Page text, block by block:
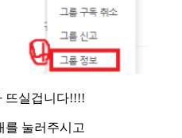
뜨실겁니다!!!!
를 눌러주시고